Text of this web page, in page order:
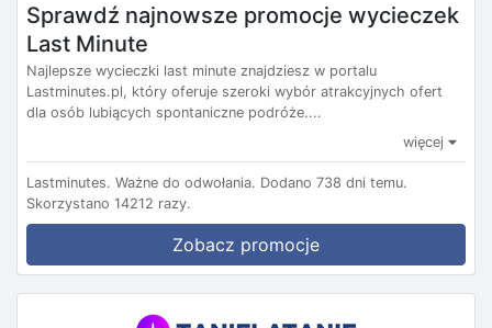
Sprawdź najnowsze promocje wycieczek
Last Minute
Najlepsze wycieczki last minute znajdziesz w portalu
Lastminutes.pl, który oferuje szeroki wybór atrakcyjnych ofert
dla osób lubiących spontaniczne podróże....
więcej
Lastminutes. Ważne do odwołania. Dodano 738 dni temu.
Skorzystano 14212 razy.
Zobacz promocje